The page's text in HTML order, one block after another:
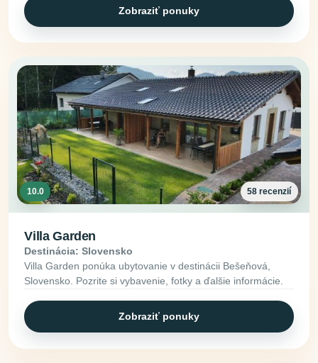
Zobraziť ponuky
10.0 58 recenzií
Villa Garden
Destinácia: Slovensko
Villa Garden ponúka ubytovanie v destinácii Bešeňová,
Slovensko. Pozrite si vybavenie, fotky a ďalšie informácie.
Zobraziť ponuky